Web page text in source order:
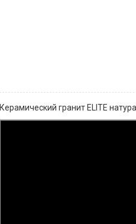
Керамический гранит ELITE